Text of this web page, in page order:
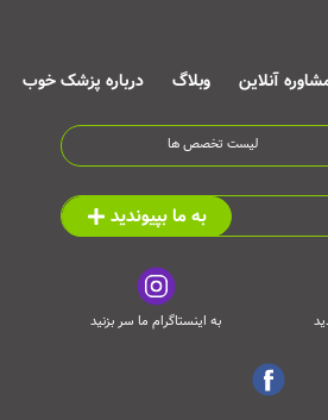
آنلاین وبلاگ درباره پزشک خوب
لیست تخصص ها
به ما بپیوندید
به اینستاگرام ما سر بزنید